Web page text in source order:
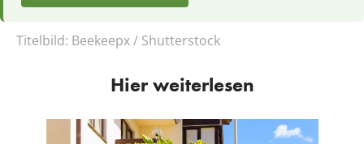
Titelbild: Beekeepx / Shutterstock
Hier weiterlesen